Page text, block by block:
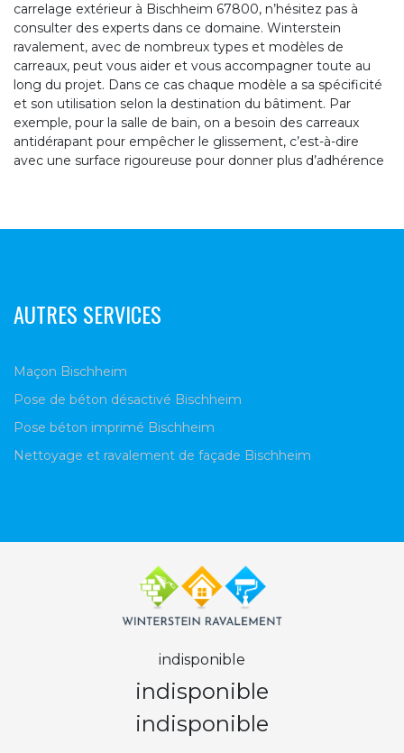
carrelage extérieur à Bischheim 67800, n’hésitez pas à
consulter des experts dans ce domaine. Winterstein
ravalement, avec de nombreux types et modèles de
carreaux, peut vous aider et vous accompagner toute au
long du projet. Dans ce cas chaque modèle a sa spécificité
et son utilisation selon la destination du bâtiment. Par
exemple, pour la salle de bain, on a besoin des carreaux
antidérapant pour empêcher le glissement, c’est-à-dire
avec une surface rigoureuse pour donner plus d’adhérence
AUTRES SERVICES
Maçon Bischheim
Pose de béton désactivé Bischheim
Pose béton imprimé Bischheim
Nettoyage et ravalement de façade Bischheim
indisponible
indisponible
indisponible